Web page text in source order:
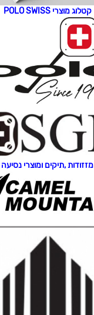
קטלוג מוצרי POLO SWISS
מזזודות ,תיקים ומוצרי נסיעה